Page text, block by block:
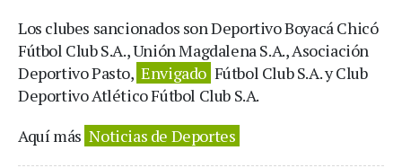
Los clubes sancionados son Deportivo Boyacá Chicó
Fútbol Club S.A., Unión Magdalena S.A., Asociación
Deportivo Pasto, Envigado Fútbol Club S.A. y Club
Deportivo Atlético Fútbol Club S.A.
Aquí más Noticias de Deportes